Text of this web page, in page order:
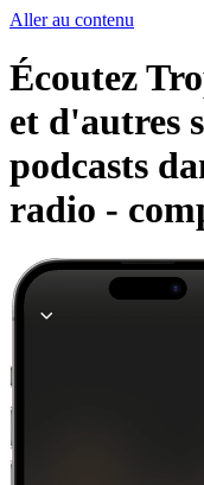
Aller au contenu
Écoutez
et d'autres
podcasts
radio -